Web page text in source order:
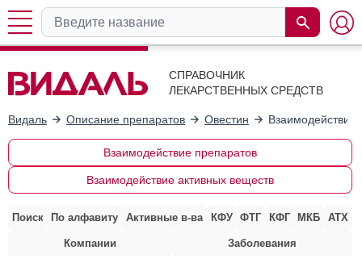
СПРАВОЧНИК
ЛЕКАРСТВЕННЫХ СРЕДСТВ
Видаль Описание препаратов Овестин Взаимодействие
Взаимодействие препаратов
Взаимодействие активных веществ
Поиск По алфавиту Активные в-ва КФУ ФТГ КФГ МКБ АТХ
Компании Заболевания